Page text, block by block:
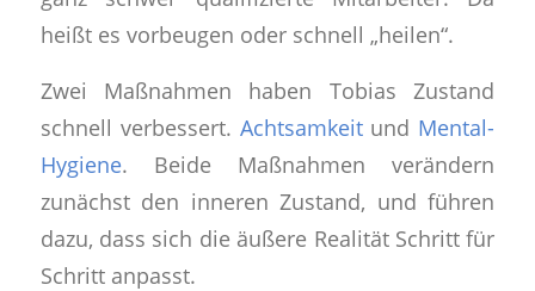
heißt es vorbeugen oder schnell „heilen“.
Zwei Maßnahmen haben Tobias Zustand
schnell verbessert. Achtsamkeitund Mental-
Hygiene. Beide Maßnahmen verändern
zunächst den inneren Zustand, und führen
dazu, dass sich die äußere Realität Schritt für
Schritt anpasst.